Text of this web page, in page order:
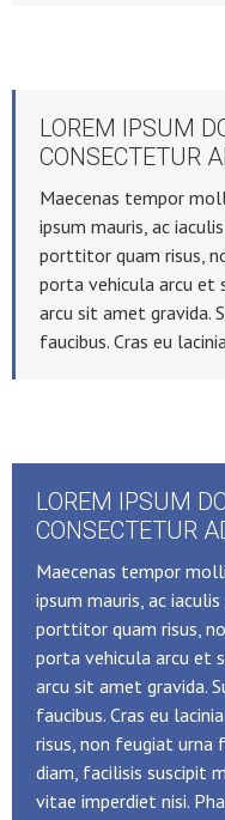
LOREM IPSUM
CONSECTETUR
Maecenas tempor
ipsum mauris, ac
porttitor quam risus,
porta vehicula arcu et
arcu sit amet gravida.
faucibus. Cras eu
LOREM IPSUM
CONSECTETUR
Maecenas tempor
ipsum mauris, ac
porttitor quam risus,
porta vehicula arcu et
arcu sit amet gravida.
faucibus. Cras eu
risus, non feugiat urna
diam, facilisis suscipit
vitae imperdiet nisi.